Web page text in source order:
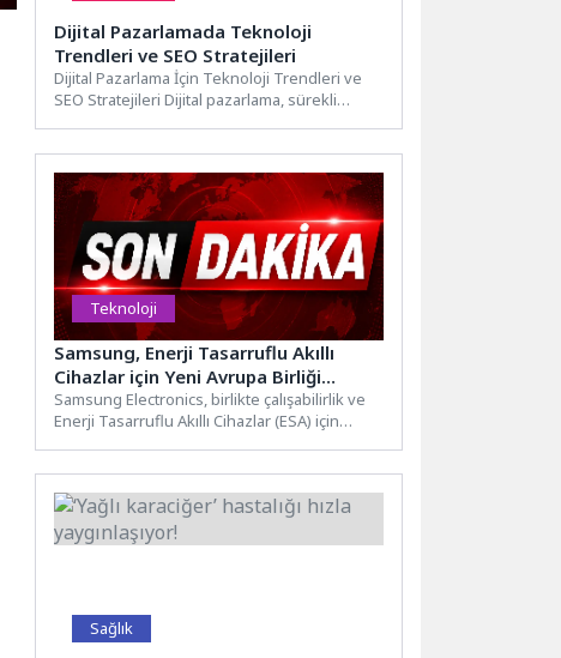
Dijital Pazarlamada Teknoloji
Trendleri ve SEO Stratejileri
Dijital Pazarlama İçin Teknoloji Trendleri ve
SEO Stratejileri Dijital pazarlama, sürekli
Teknoloji
Samsung, Enerji Tasarruflu Akıllı
Cihazlar için Yeni Avrupa Birliği
Davranış Kurallarını Benimsedi
Samsung Electronics, birlikte çalışabilirlik ve
Enerji Tasarruflu Akıllı Cihazlar (ESA) için
Sağlık